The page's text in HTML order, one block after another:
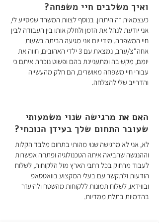
ואיך משלבים חיי משפחה?
כעצמאית זה היתרון. בנוסף לצוות המשרד שמסייע לי,
אני יודעת לנהל את הזמן ולחלק אותו בין העבודה לבין
חיי המשפחה. מידי יום אני מגיעה הביתה בשעות
אחה"צ/ערב, נמצאת עם 3 ילדי האהובים, חווה את
יומם, מקשיבה ומתעניינת בהם ופשוט נוכחת איתם כי
עבורי חיי משפחה מאושרים, הם חלק מהעשייה
והדרייב שלי להצלחה.
האם את מרגישה שנוי משמעותי
שעובר התחום שלך בעידן הנוכחי?
לא, אני לא מרגישה שנוי מהותי בתחום מלבד הקלות
וההנגשה שהביאה איתה הטכנולוגיה ופתחה אפשרות
לעבוד מרחוק בכל רחבי הארץ מול הלקוחות, לשלוח
הודעות ולתקשר עם בעלי המקצוע בוואטסאפ
ובווידאו, לשלוח תמונות ללקוחות מהשטח ולהיעזר
בהדמיות בתלת ממדיות.